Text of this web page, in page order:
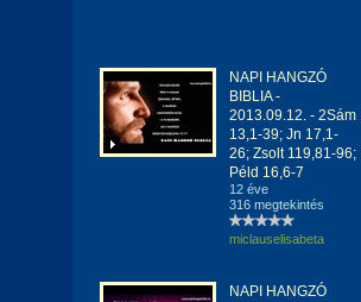
NAPI HANGZÓ
BIBLIA -
2013.09.12. - 2Sám
13,1-39; Jn 17,1-
26; Zsolt 119,81-96;
Péld 16,6-7
12 éve
316 megtekintés
miclauselisabeta
NAPI HANGZÓ